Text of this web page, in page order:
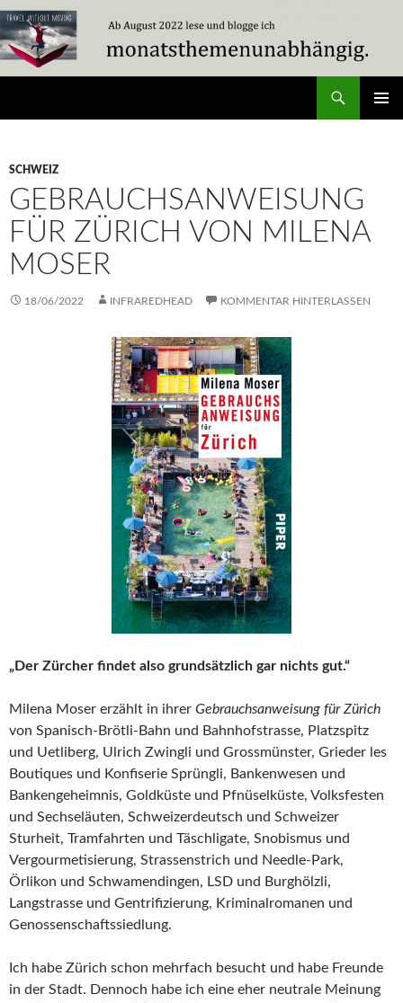
Zum
Inhalt
springen
SCHWEIZ
GEBRAUCHSANWEISUNG
FÜR ZÜRICH VON MILENA
MOSER
18/06/2022 INFRAREDHEAD KOMMENTAR HINTERLASSEN
„Der Zürcher findet also grundsätzlich gar nichts gut.“
Milena Moser erzählt in ihrer Gebrauchsanweisung für Zürich
von Spanisch-Brötli-Bahn und Bahnhofstrasse, Platzspitz
und Uetliberg, Ulrich Zwingli und Grossmünster, Grieder les
Boutiques und Konfiserie Sprüngli, Bankenwesen und
Bankengeheimnis, Goldküste und Pfnüselküste, Volksfesten
und Sechseläuten, Schweizerdeutsch und Schweizer
Sturheit, Tramfahrten und Täschligate, Snobismus und
Vergourmetisierung, Strassenstrich und Needle-Park,
Örlikon und Schwamendingen, LSD und Burghölzli,
Langstrasse und Gentrifizierung, Kriminalromanen und
Genossenschaftssiedlung.
Ich habe Zürich schon mehrfach besucht und habe Freunde
in der Stadt. Dennoch habe ich eine eher neutrale Meinung